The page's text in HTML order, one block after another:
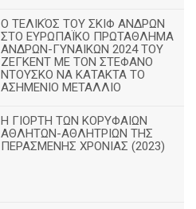
Ο ΤΕΛΙΚΌΣ ΤΟΥ ΣΚΙΦ ΑΝΔΡΩΝ
ΣΤΟ ΕΥΡΩΠΑΪΚΟ ΠΡΩΤΑΘΛΗΜΑ
ΑΝΔΡΩΝ-ΓΥΝΑΙΚΩΝ 2024 ΤΟΥ
ΖΕΓΚΕΝΤ ΜΕ ΤΟΝ ΣΤΕΦΑΝΟ
ΝΤΟΥΣΚΟ ΝΑ ΚΑΤΑΚΤΑ ΤΟ
ΑΣΗΜΕΝΙΟ ΜΕΤΑΛΛΙΟ
Η ΓΙΟΡΤΗ ΤΩΝ ΚΟΡΥΦΑΙΩΝ
ΑΘΛΗΤΩΝ-ΑΘΛΗΤΡΙΩΝ ΤΗΣ
ΠΕΡΑΣΜΕΝΗΣ ΧΡΟΝΙΑΣ (2023)